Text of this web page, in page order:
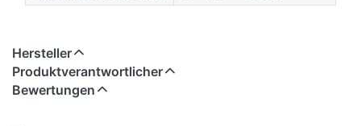
Hersteller
Produktverantwortlicher
Bewertungen